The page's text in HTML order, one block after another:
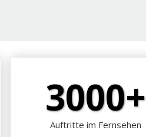
Auftritte im Fernsehen
3000+